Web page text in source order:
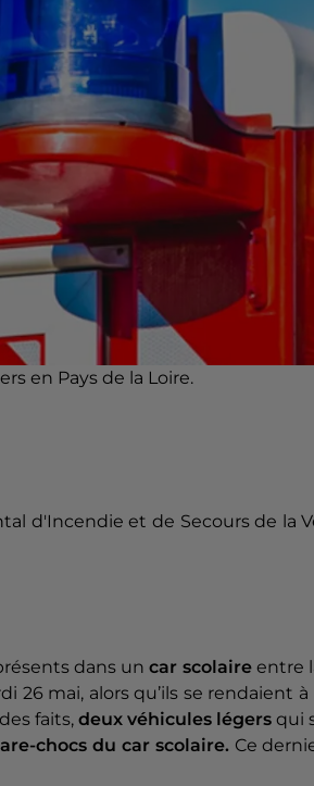
en Pays de la Loire.
d'Incendie et de Secours de la
dans un car scolaireentre
26 mai, alors qu’ils se rendaient
faits,deux véhicules légers qui
chocs du car scolaire. Ce